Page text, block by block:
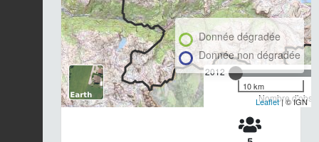
2012
Nombre
Donnée dégradée
Donnée non dégradée
10 km
Leaflet| © IGN